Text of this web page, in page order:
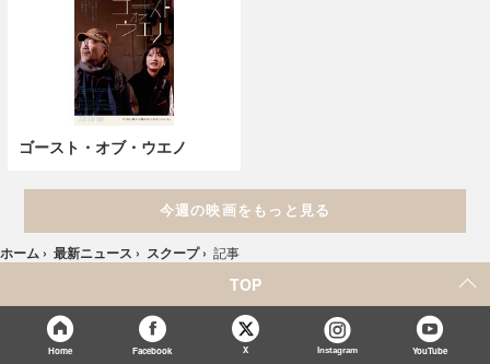
ゴースト・オブ・ウエノ
今週の映画をもっと見る
ホーム › 最新ニュース › スクープ › 記事
TOP
Home Facebook X Instagram YouTube